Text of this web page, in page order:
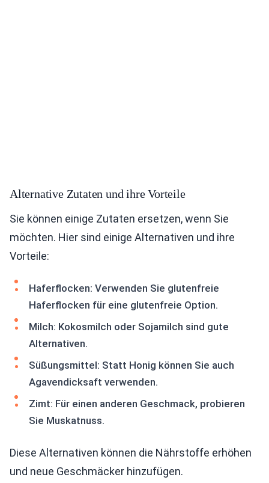
Alternative Zutaten und ihre Vorteile
Sie können einige Zutaten ersetzen, wenn Sie
möchten. Hier sind einige Alternativen und ihre
Vorteile:
Haferflocken: Verwenden Sie glutenfreie
Haferflocken für eine glutenfreie Option.
Milch: Kokosmilch oder Sojamilch sind gute
Alternativen.
Süßungsmittel: Statt Honig können Sie auch
Agavendicksaft verwenden.
Zimt: Für einen anderen Geschmack, probieren
Sie Muskatnuss.
Diese Alternativen können die Nährstoffe erhöhen
und neue Geschmäcker hinzufügen.